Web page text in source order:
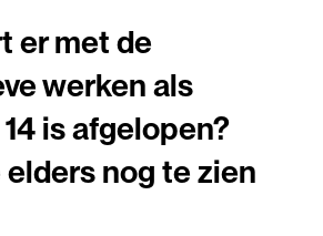
er met de
werken als
is afgelopen?
nog te zien